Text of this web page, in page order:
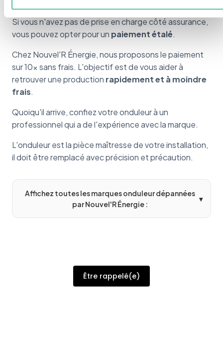
Si vous n'avez pas de prise en charge côté assurance,
vous pouvez opter pour un paiement étalé.
Chez Nouvel'R Énergie, nous proposons le paiement
sur 10x sans frais. L'objectif est de vous aider à
retrouver une production rapidement et à moindre
frais.
Quoiqu'il arrive, confiez votre onduleur à un
professionnel qui a de l'expérience avec la marque.
L'onduleur est la pièce maîtresse de votre installation,
il doit être remplacé avec précision et précaution.
Affichez toutes les marques onduleur dépannées
par Nouvel'R Énergie :
▾
Être rappelé(e)